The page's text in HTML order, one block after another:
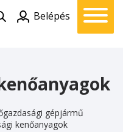
Belépés
gépjármű
kenőanyagok